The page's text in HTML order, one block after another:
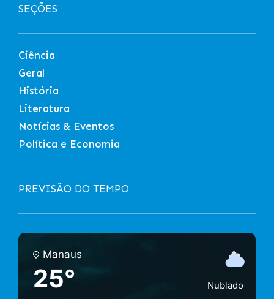
SEÇÕES
Ciência
Geral
História
Literatura
Notícias & Eventos
Política e Economia
PREVISÃO DO TEMPO
Manaus
25° Nublado